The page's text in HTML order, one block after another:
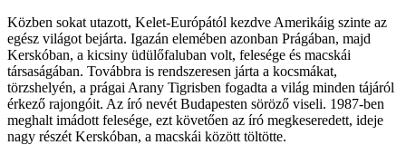
Közben sokat utazott, Kelet-Európától kezdve Amerikáig szinte az
egész világot bejárta. Igazán elemében azonban Prágában, majd
Kerskóban, a kicsiny üdülőfaluban volt, felesége és macskái
társaságában. Továbbra is rendszeresen járta a kocsmákat,
törzshelyén, a prágai Arany Tigrisben fogadta a világ minden tájáról
érkező rajongóit. Az író nevét Budapesten söröző viseli. 1987-ben
meghalt imádott felesége, ezt követően az író megkeseredett, ideje
nagy részét Kerskóban, a macskái között töltötte.